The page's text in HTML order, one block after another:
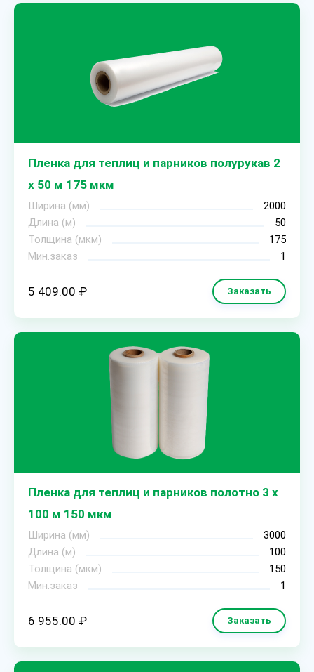
Пленка для теплиц и парников полурукав 2
х 50 м 175 мкм
Ширина (мм)
2000
Длина (м)
50
Толщина (мкм)
175
Мин.заказ
1
5 409.00 ₽ Заказать
Пленка для теплиц и парников полотно 3 х
100 м 150 мкм
Ширина (мм)
3000
Длина (м)
100
Толщина (мкм)
150
Мин.заказ
1
6 955.00 ₽ Заказать